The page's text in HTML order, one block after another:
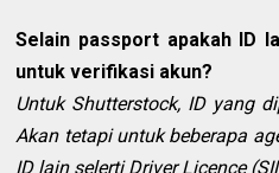
Selain passport apakah ID
untuk verifikasi akun?
Untuk Shutterstock, ID yang
Akan tetapi untuk beberapa
ID lain selerti Driver Licence